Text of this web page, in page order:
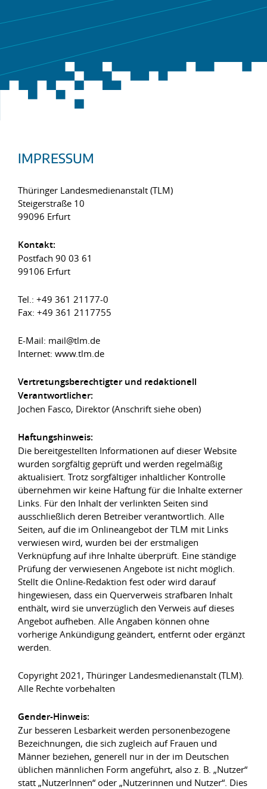
IMPRESSUM
Thüringer Landesmedienanstalt (TLM)
Steigerstraße 10
99096 Erfurt
Kontakt:
Postfach 90 03 61
99106 Erfurt
Tel.: +49 361 21177-0
Fax: +49 361 2117755
E-Mail: mail@tlm.de
Internet: www.tlm.de
Vertretungsberechtigter und redaktionell
Verantwortlicher:
Jochen Fasco, Direktor (Anschrift siehe oben)
Haftungshinweis:
Die bereitgestellten Informationen auf dieser Website
wurden sorgfältig geprüft und werden regelmäßig
aktualisiert. Trotz sorgfältiger inhaltlicher Kontrolle
übernehmen wir keine Haftung für die Inhalte externer
Links. Für den Inhalt der verlinkten Seiten sind
ausschließlich deren Betreiber verantwortlich. Alle
Seiten, auf die im Onlineangebot der TLM mit Links
verwiesen wird, wurden bei der erstmaligen
Verknüpfung auf ihre Inhalte überprüft. Eine ständige
Prüfung der verwiesenen Angebote ist nicht möglich.
Stellt die Online-Redaktion fest oder wird darauf
hingewiesen, dass ein Querverweis strafbaren Inhalt
enthält, wird sie unverzüglich den Verweis auf dieses
Angebot aufheben. Alle Angaben können ohne
vorherige Ankündigung geändert, entfernt oder ergänzt
werden.
Copyright 2021, Thüringer Landesmedienanstalt (TLM).
Alle Rechte vorbehalten
Gender-Hinweis:
Zur besseren Lesbarkeit werden personenbezogene
Bezeichnungen, die sich zugleich auf Frauen und
Männer beziehen, generell nur in der im Deutschen
üblichen männlichen Form angeführt, also z. B. „Nutzer“
statt „NutzerInnen“ oder „Nutzerinnen und Nutzer“. Dies